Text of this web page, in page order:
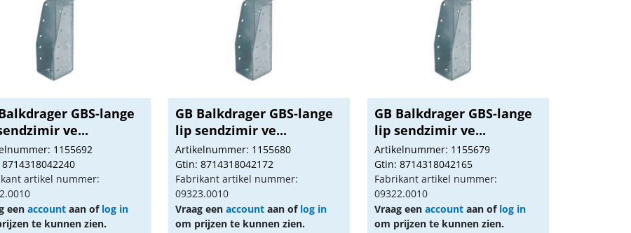
GBS-lange
ve...
1155692
artikel nummer:
een accountaan of log in
te kunnen zien.
GB Balkdrager GBS-lange
lip sendzimir ve...
Artikelnummer: 1155680
Gtin: 8714318042172
Fabrikant artikel nummer:
09323.0010
Vraag eenaccount aan of log in
om prijzen te kunnen zien.
GB Balkdrager GBS-lange
lip sendzimir ve...
Artikelnummer: 1155679
Gtin: 8714318042165
Fabrikant artikel nummer:
09322.0010
Vraag eenaccount aan of log in
om prijzen te kunnen zien.